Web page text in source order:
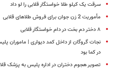
سرقت یک کیلو طلا خواستگار قلابی را لو داد
مأموریت 2 زن جوان برای فروش طلاهای قلابی
۸ دختر دم بخت در دام خواستگار قلابی
نجات گروگان از داخل کمد دیواری | ماموران
در کما بود
تصویر هجوم دختران در اداره پلیس به پزشک